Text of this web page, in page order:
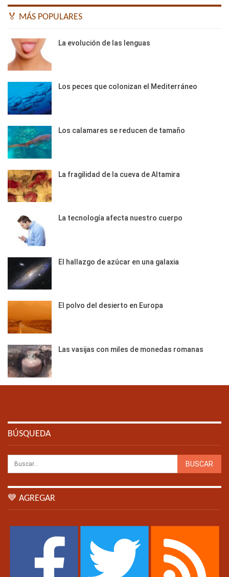
🏅 MÁS POPULARES
La evolución de las lenguas
Los peces que colonizan el Mediterráneo
Los calamares se reducen de tamaño
La fragilidad de la cueva de Altamira
La tecnología afecta nuestro cuerpo
El hallazgo de azúcar en una galaxia
El polvo del desierto en Europa
Las vasijas con miles de monedas romanas
BÚSQUEDA
💙 AGREGAR